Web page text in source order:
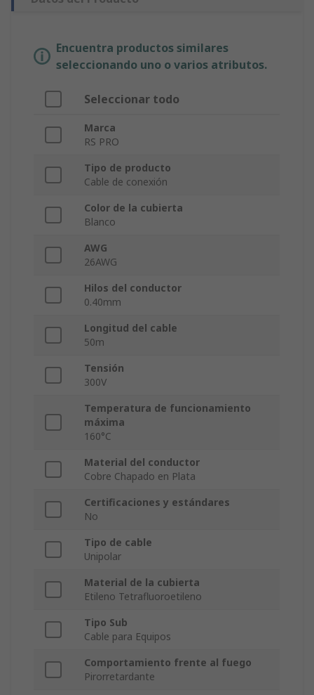
Encuentra productos similares
seleccionando uno o varios atributos.
Seleccionar todo
Marca
RS PRO
Tipo de producto
Cable de conexión
Color de la cubierta
Blanco
AWG
26AWG
Hilos del conductor
0.40mm
Longitud del cable
50m
Tensión
300V
Temperatura de funcionamiento
máxima
160°C
Material del conductor
Cobre Chapado en Plata
Certificaciones y estándares
No
Tipo de cable
Unipolar
Material de la cubierta
Etileno Tetrafluoroetileno
Tipo Sub
Cable para Equipos
Comportamiento frente al fuego
Pirorretardante